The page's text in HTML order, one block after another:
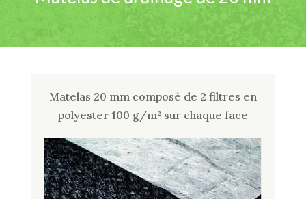
Matelas 20 mm composé de 2 filtres en
polyester 100 g/m² sur chaque face